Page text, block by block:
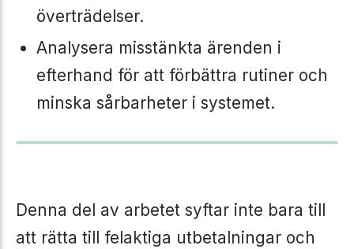
överträdelser.
Analysera misstänkta ärenden i
efterhand för att förbättra rutiner och
minska sårbarheter i systemet.
Denna del av arbetet syftar inte bara till
att rätta till felaktiga utbetalningar och